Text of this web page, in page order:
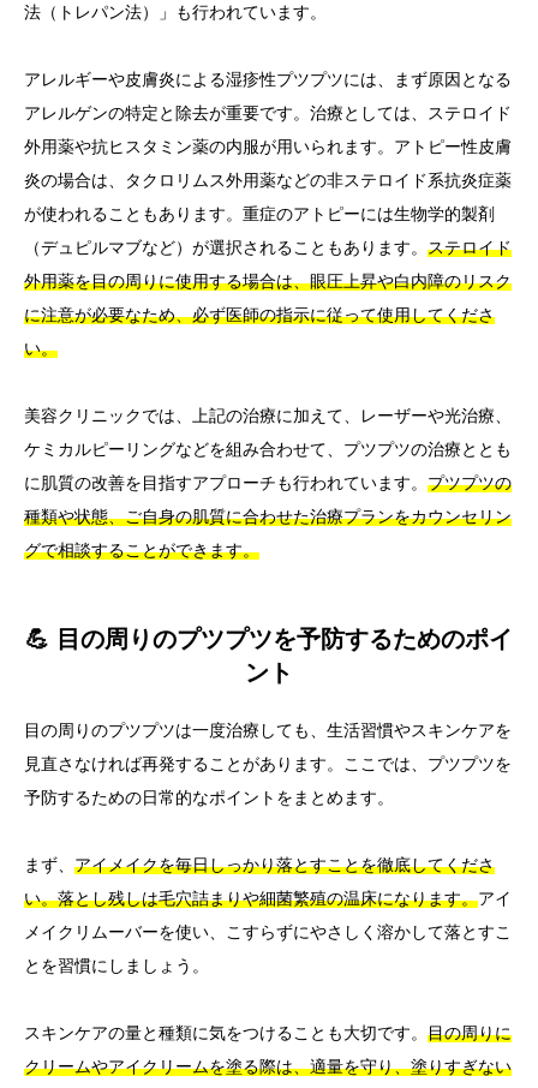
法（トレパン法）」も行われています。
アレルギーや皮膚炎による湿疹性プツプツには、まず原因となる
アレルゲンの特定と除去が重要です。治療としては、ステロイド
外用薬や抗ヒスタミン薬の内服が用いられます。アトピー性皮膚
炎の場合は、タクロリムス外用薬などの非ステロイド系抗炎症薬
が使われることもあります。重症のアトピーには生物学的製剤
（デュピルマブなど）が選択されることもあります。 ステロイド
外用薬を目の周りに使用する場合は、眼圧上昇や白内障のリスク
に注意が必要なため、必ず医師の指示に従って使用してくださ
い。
美容クリニックでは、上記の治療に加えて、レーザーや光治療、
ケミカルピーリングなどを組み合わせて、プツプツの治療ととも
に肌質の改善を目指すアプローチも行われています。 プツプツの
種類や状態、ご自身の肌質に合わせた治療プランをカウンセリン
グで相談することができます。
💪 目の周りのプツプツを予防するためのポイ
ント
目の周りのプツプツは一度治療しても、生活習慣やスキンケアを
見直さなければ再発することがあります。ここでは、プツプツを
予防するための日常的なポイントをまとめます。
まず、 アイメイクを毎日しっかり落とすことを徹底してくださ
い。落とし残しは毛穴詰まりや細菌繁殖の温床になります。アイ
メイクリムーバーを使い、こすらずにやさしく溶かして落とすこ
とを習慣にしましょう。
スキンケアの量と種類に気をつけることも大切です。 目の周りに
クリームやアイクリームを塗る際は、適量を守り、塗りすぎない